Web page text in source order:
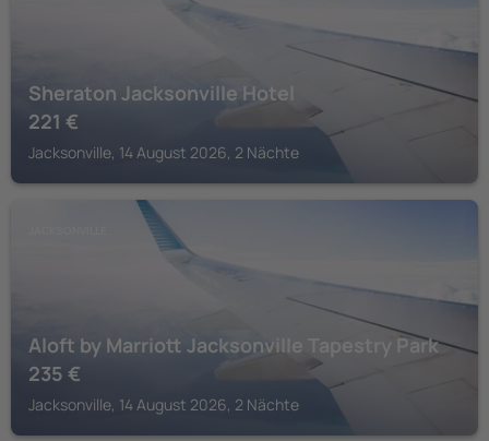
Sheraton Jacksonville Hotel
221 €
Jacksonville, 14 August 2026, 2 Nächte
Aloft by Marriott Jacksonville Tapestry Park
235 €
Jacksonville, 14 August 2026, 2 Nächte